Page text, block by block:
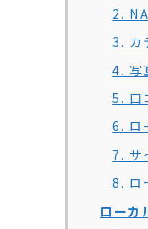
2.
3. カ
4. 写
5. 口
6. ロ
7. サ
8. ロ
ローカ